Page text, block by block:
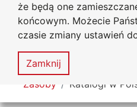
że będą one
końcowym. Możecie
czasie zmiany ustawień
Zamknij
MENU
Tutaj jesteś
Zasoby Katalogi w